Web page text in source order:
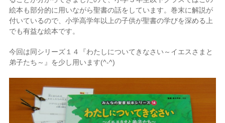
絵本も部分的に用いながら聖書の話をしています。巻末に解説が
付いているので、小学高学年以上の子供が聖書の学びを深める上
でも有益な絵本です。
今回は同シリーズ１４『わたしについてきなさい～イエスさまと
弟子たち～』を少し用います(^-^)